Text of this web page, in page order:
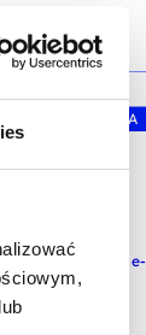
PROMOCJA
PLANNER / PL e-